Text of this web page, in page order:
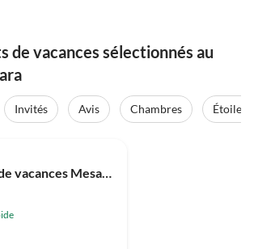
de vacances sélectionnés au
Invités Avis Chambres
Étoiles